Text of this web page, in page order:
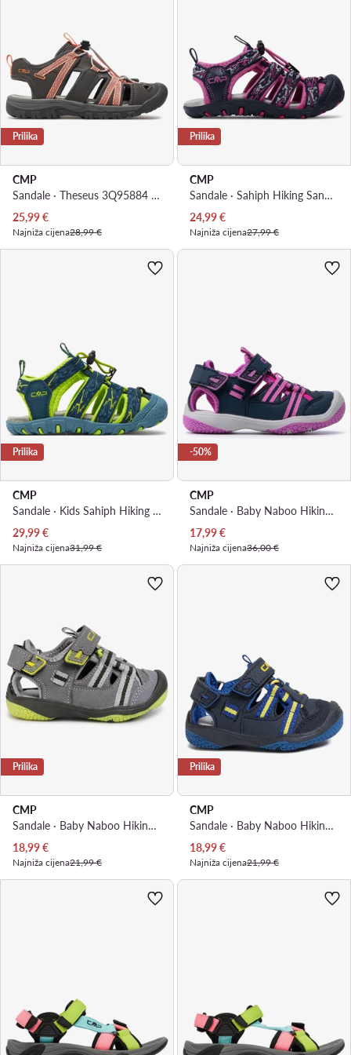
Prilika
CMP
Sandale · Theseus 3Q95884 · Siva
Trenutna cijena
25,99€
Najniža cijena28,99 €
Prilika
CMP
Sandale · Sahiph Hiking Sandal 30Q9524 · Ružičasta
Trenutna cijena
24,99€
Najniža cijena27,99 €
Prilika
CMP
Sandale · Kids Sahiph Hiking Sandal 30Q9524 · Tamnoplava
Trenutna cijena
29,99€
Najniža cijena31,99 €
-50%
CMP
Sandale · Baby Naboo Hiking Sandal 30Q9552 · Tamnoplava
Trenutna cijena
17,99€
Najniža cijena36,00 €
Prilika
CMP
Sandale · Baby Naboo Hiking Sandal 30Q9552 · Siva
Trenutna cijena
18,99€
Najniža cijena21,99 €
Prilika
CMP
Sandale · Baby Naboo Hiking Sandal 30Q9552 · Tamnoplava
Trenutna cijena
18,99€
Najniža cijena21,99 €